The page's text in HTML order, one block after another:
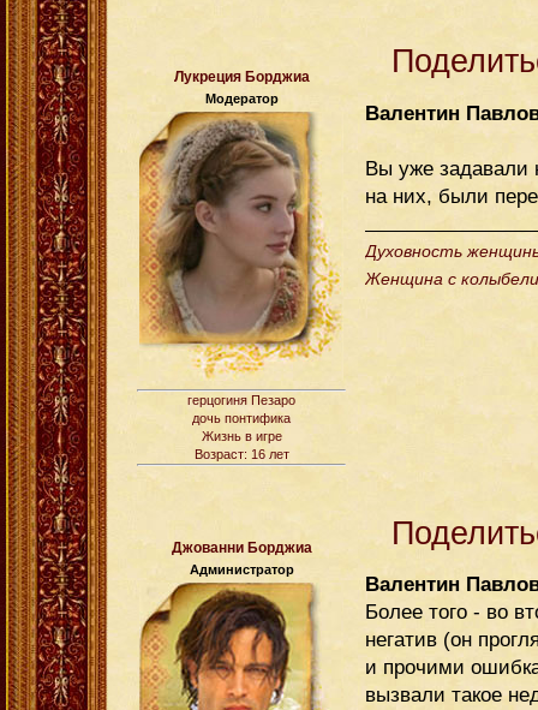
Лукреция Борджиа
Модератор
герцогиня Пезаро
дочь понтифика
Жизнь в игре
Возраст: 16 лет
Валентин
Вы уже задавали
на них, были
Духовность
Женщина с
Джованни Борджиа
Администратор
Валентин
Более того - во
негатив (он
и прочими
вызвали такое